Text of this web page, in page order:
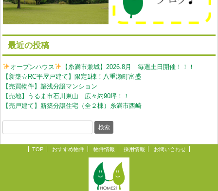
最近の投稿
オープンハウス
【糸満市兼城】2026.8月 毎週土日開催！！！
【新築☆RC平屋戸建て】限定1棟！八重瀬町富盛
【売買物件】築浅分譲マンション
【売地】うるま市石川東山 広々約90坪！！
【売戸建て】新築分譲住宅（全２棟）糸満市西崎
TOP おすすめ物件 物件情報 採用情報 お問い合わせ